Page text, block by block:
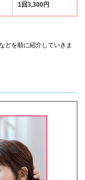
1回3,300円
どを順に紹介していきま